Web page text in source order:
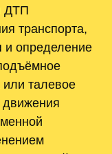
ДТП
транспорта,
и определение
талевое
движения